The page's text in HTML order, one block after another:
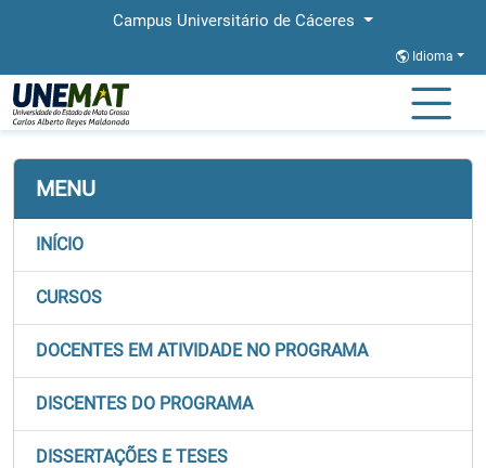
Campus Universitário de Cáceres
Idioma
Página Inicial
MENU
INÍCIO
CURSOS
DOCENTES EM ATIVIDADE NO PROGRAMA
DISCENTES DO PROGRAMA
DISSERTAÇÕES E TESES